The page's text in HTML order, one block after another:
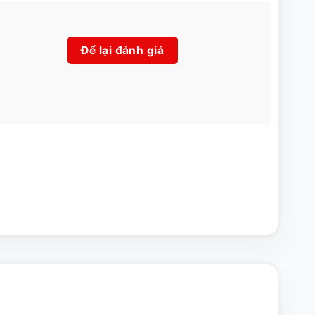
Để lại đánh giá